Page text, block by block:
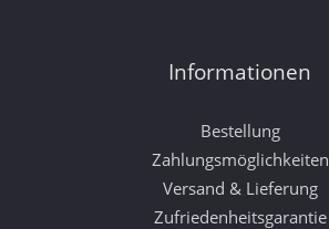
Informationen
Bestellung
Zahlungsmöglichkeiten
Versand & Lieferung
Zufriedenheitsgarantie